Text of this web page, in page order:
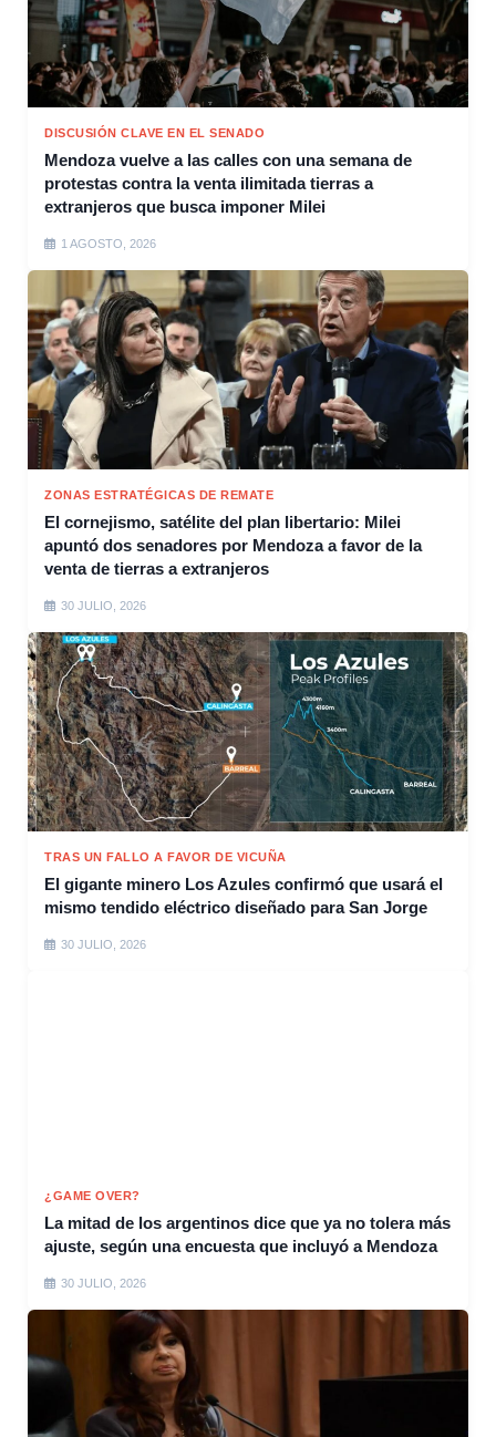
DISCUSIÓN CLAVE EN EL SENADO
Mendoza vuelve a las calles con una semana de
protestas contra la venta ilimitada tierras a
extranjeros que busca imponer Milei
1 AGOSTO, 2026
ZONAS ESTRATÉGICAS DE REMATE
El cornejismo, satélite del plan libertario: Milei
apuntó dos senadores por Mendoza a favor de la
venta de tierras a extranjeros
30 JULIO, 2026
TRAS UN FALLO A FAVOR DE VICUÑA
El gigante minero Los Azules confirmó que usará el
mismo tendido eléctrico diseñado para San Jorge
30 JULIO, 2026
¿GAME OVER?
La mitad de los argentinos dice que ya no tolera más
ajuste, según una encuesta que incluyó a Mendoza
30 JULIO, 2026